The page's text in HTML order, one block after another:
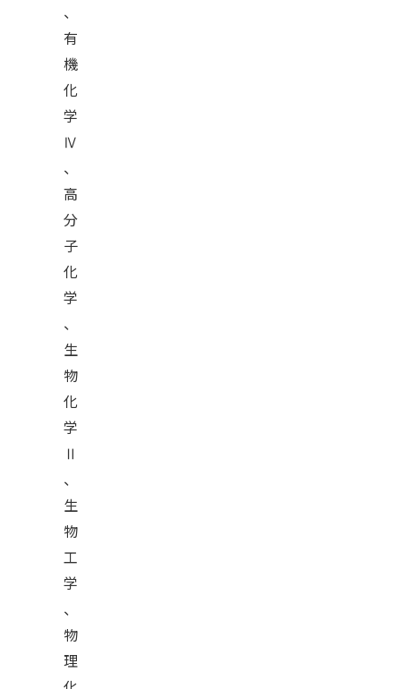
、
有
機
化
学
Ⅳ
、
高
分
子
化
学
、
生
物
化
学
Ⅱ
、
生
物
工
学
、
物
理